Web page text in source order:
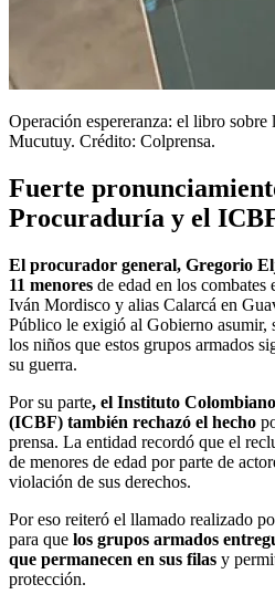
Operación espereranza: el libro
Mucutuy. Crédito: Colprensa.
Fuerte
Procuraduría y el
El procurador general, Gregorio
11 menores de edad en los combates
Iván Mordisco y alias Calarcá en
Público le exigió al Gobierno asumir,
los niños que estos grupos armados
su guerra.
Por su parte, el Instituto
(ICBF) también rechazó el hecho
prensa. La entidad recordó que el
de menores de edad por parte de
violación de sus derechos.
Por eso reiteró el llamado realizado
para que los grupos armados
que permanecen en sus filas y
protección.